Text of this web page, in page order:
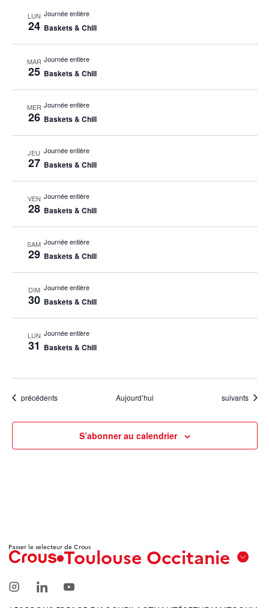
LUN
24
Journée entière
Baskets & Chill
MAR
25
Journée entière
Baskets & Chill
MER
26
Journée entière
Baskets & Chill
JEU
27
Journée entière
Baskets & Chill
VEN
28
Journée entière
Baskets & Chill
SAM
29
Journée entière
Baskets & Chill
DIM
30
Journée entière
Baskets & Chill
LUN
31
Journée entière
Baskets & Chill
Évènements
précédents Aujourd’hui Évènements
suivants
S’abonner au calendrier
Passer le selecteur de CrousToulouse Occitanie
Marseille